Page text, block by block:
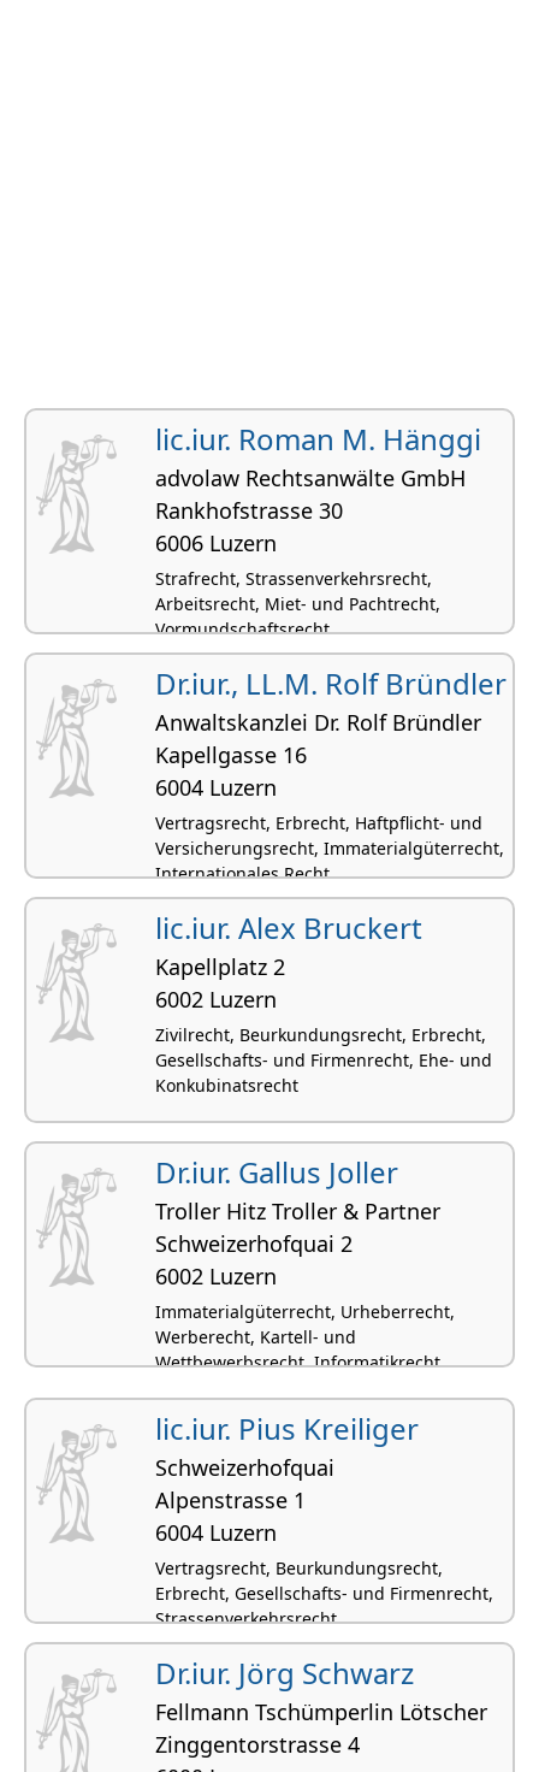
lic.iur. Roman M. Hänggi
advolaw Rechtsanwälte GmbH
Rankhofstrasse 30
6006 Luzern
Strafrecht, Strassenverkehrsrecht,
Arbeitsrecht, Miet- und Pachtrecht,
Vormundschaftsrecht
Dr.iur., LL.M. Rolf Bründler
Anwaltskanzlei Dr. Rolf Bründler
Kapellgasse 16
6004 Luzern
Vertragsrecht, Erbrecht, Haftpflicht- und
Versicherungsrecht, Immaterialgüterrecht,
Internationales Recht
lic.iur. Alex Bruckert
Kapellplatz 2
6002 Luzern
Zivilrecht, Beurkundungsrecht, Erbrecht,
Gesellschafts- und Firmenrecht, Ehe- und
Konkubinatsrecht
Dr.iur. Gallus Joller
Troller Hitz Troller & Partner
Schweizerhofquai 2
6002 Luzern
Immaterialgüterrecht, Urheberrecht,
Werberecht, Kartell- und
Wettbewerbsrecht, Informatikrecht
lic.iur. Pius Kreiliger
Schweizerhofquai
Alpenstrasse 1
6004 Luzern
Vertragsrecht, Beurkundungsrecht,
Erbrecht, Gesellschafts- und Firmenrecht,
Strassenverkehrsrecht
Dr.iur. Jörg Schwarz
Fellmann Tschümperlin Lötscher
Zinggentorstrasse 4